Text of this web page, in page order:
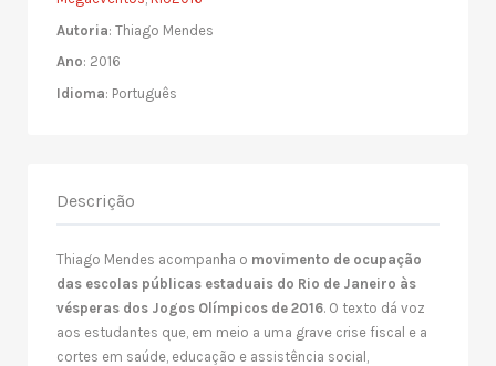
Autoria: Thiago Mendes
Ano: 2016
Idioma: Português
Descrição
Thiago Mendes acompanha o movimento de ocupação
das escolas públicas estaduais do Rio de Janeiro às
vésperas dos Jogos Olímpicos de 2016. O texto dá voz
aos estudantes que, em meio a uma grave crise fiscal e a
cortes em saúde, educação e assistência social,